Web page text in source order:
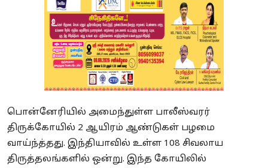
பொன்னேரியில் அமைந்துள்ள பாலீஸ்வரர்
திருக்கோயில் 2 ஆயிரம் ஆண்டுகள் பழமை
வாய்ந்த்தது. இந்தியாவில் உள்ள 108 சிவலாய
திருத்தலங்களில் ஒன்று. இந்த கோயிலில்